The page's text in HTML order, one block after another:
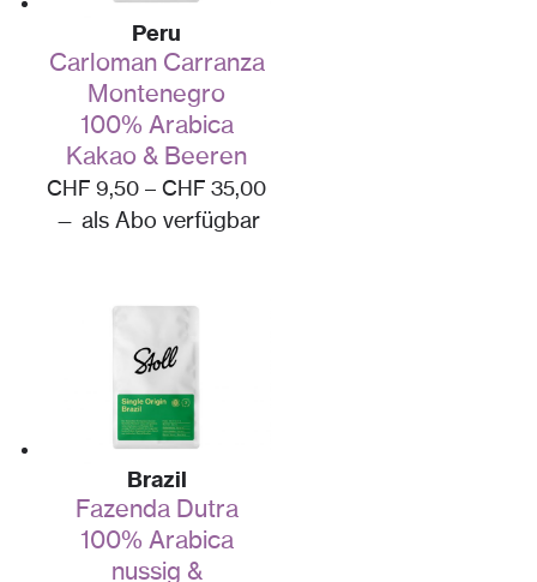
Peru
Carloman Carranza
Montenegro
100% Arabica
Kakao & Beeren
CHF 9,50 –CHF 35,00
— als Abo verfügbar
Brazil
Fazenda Dutra
100% Arabica
nussig &